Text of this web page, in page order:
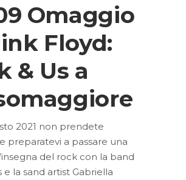
Omaggio
Floyd:
& Us a
2021 non prendete
preparatevi a passare una
del rock con la band
e la sand artist Gabriella